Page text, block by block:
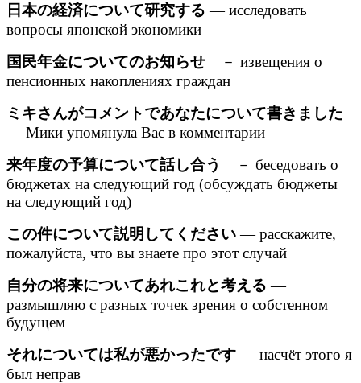
日本の経済について研究する — исследовать
вопросы японской экономики
国民年金についてのお知らせ － извещения о
пенсионных накоплениях граждан
ミキさんがコメントであなたについて書きました
— Мики упомянула Вас в комментарии
来年度の予算について話し合う
－ беседовать о
бюджетах на следующий год (обсуждать бюджеты
на следующий год)
この件について説明してください— расскажите,
пожалуйста, что вы знаете про этот случай
自分の将来についてあれこれと考える —
размышляю с разных точек зрения о собстенном
будущем
それについては私が悪かったです— насчёт этого я
был неправ